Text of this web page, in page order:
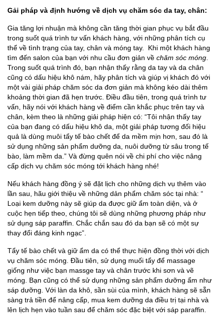
Gải pháp và định hướng về dịch vụ chăm sóc da tay, chân:
Gia tăng lợi nhuận mà không cần tăng thời gian phục vụ bắt đầu
trong suốt quá trình tư vấn khách hàng, với những phân tích cụ
thể về tình trạng của tay, chân và móng tay. Khi một khách hàng
tìm đến salon của bạn với nhu cầu đơn giản về chăm sóc móng.
Trong suốt quá trình đó, bạn nhận thấy rằng da tay và da chân
cũng có dấu hiệu khô nám, hãy phân tích và giúp vị khách đó với
một vài giải pháp chăm sóc da đơn giản mà không kéo dài thêm
khoảng thời gian đã hẹn trước. Điều đầu tiên, trong quá trình tư
vấn, hãy nói với khách hàng về điểm cần khắc phục trên tay và
chân, kèm theo là những giải pháp hiện có: “Tôi nhận thấy tay
của bạn đang có dấu hiệu khô da, một giải pháp tương đối hiệu
quả là dùng muôi tẩy tế bào chết để da mềm mịn hơn, sau đó là
sử dụng những sản phẩm dưỡng da, nuôi dưỡng từ sâu trong tế
bào, làm mềm da.” Và đừng quên nói về chi phí cho việc nâng
cấp dịch vụ chăm sóc móng tới khách hàng nhé!
Nếu khách hàng đồng ý sẽ đặt lịch cho những dịch vụ thêm vào
lần sau, hãu giới thiệu về những dản phẩm chăm sóc tại nhà: “
Loại kem dưỡng này sẽ giúp da được giữ ẩm toàn diện, và ở
cuộc hẹn tiếp theo, chúng tôi sẽ dùng những phương pháp như
sử dụng sáp paraffin. Chắc chắn sau đó da bạn sẽ có một sự
thay đổi đáng kinh ngạc”.
Tẩy tế bào chết và giữ ẩm da có thể thực hiện đồng thời với dịch
vụ chăm sóc móng. Đầu tiên, sử dụng muối tẩy để massage
giống như việc bạn massge tay và chân trước khi sơn và vẽ
móng. Bạn cũng có thể sử dụng những sản phẩm dưỡng ẩm như
sáp dưỡng. Với làn da khô, sần sùi của mình, khách hàng sẽ sẵn
sàng trả tiền để nâng cấp, mua kem dưỡng da điều trị tại nhà và
lên lịch hẹn vào tuần sau để chăm sóc đặc biệt với sáp paraffin.